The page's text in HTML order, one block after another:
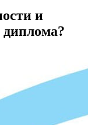
и
диплома?